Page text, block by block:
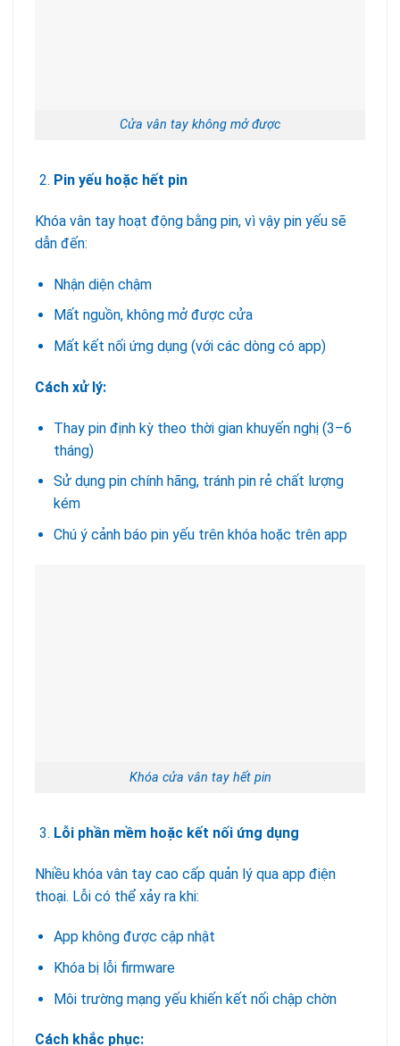
Cửa vân tay không mở được
Pin yếu hoặc hết pin
Khóa vân tay hoạt động bằng pin, vì vậy pin yếu sẽ
dẫn đến:
Nhận diện chậm
Mất nguồn, không mở được cửa
Mất kết nối ứng dụng (với các dòng có app)
Cách xử lý:
Thay pin định kỳ theo thời gian khuyến nghị (3–6
tháng)
Sử dụng pin chính hãng, tránh pin rẻ chất lượng
kém
Chú ý cảnh báo pin yếu trên khóa hoặc trên app
Khóa cửa vân tay hết pin
Lỗi phần mềm hoặc kết nối ứng dụng
Nhiều khóa vân tay cao cấp quản lý qua app điện
thoại. Lỗi có thể xảy ra khi:
App không được cập nhật
Khóa bị lỗi firmware
Môi trường mạng yếu khiến kết nối chập chờn
Cách khắc phục: